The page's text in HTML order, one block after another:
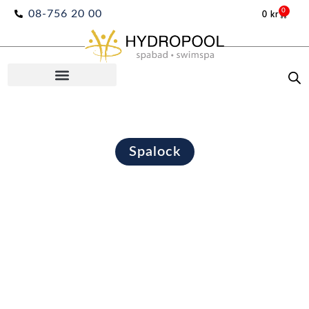
0 kr 0
08-756 20 00
Spalock